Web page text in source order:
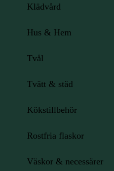
Klädvård
Hus & Hem
Tvål
Tvätt & städ
Kökstillbehör
Rostfria flaskor
Väskor & necessärer